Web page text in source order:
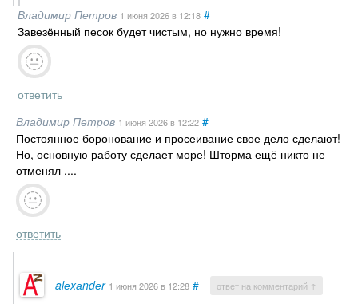
Владимир Петров 1 июня 2026в 12:18 #
Завезённый песок будет чистым, но нужно время!
ответить
Владимир Петров 1 июня 2026в 12:22 #
Постоянное боронование и просеивание свое дело сделают!
Но, основную работу сделает море! Шторма ещё никто не
отменял ....
ответить
alеxаndеr 1 июня 2026в 12:28 # ответ на комментарий ↑